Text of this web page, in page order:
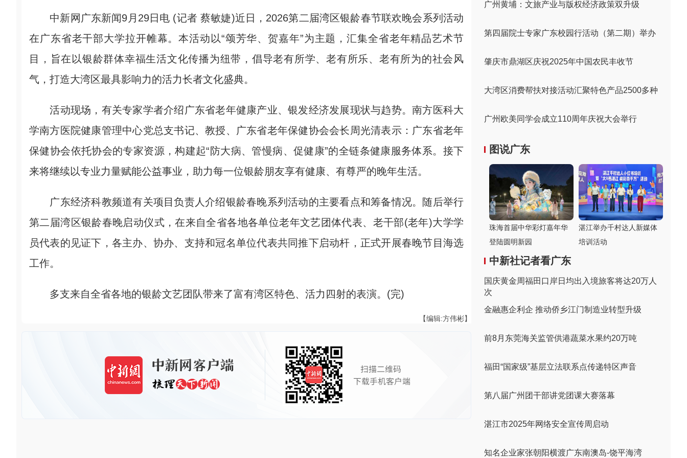
中新网广东新闻9月29日电 (记者 蔡敏婕)近日，2026第二届湾区银龄春节联欢晚会系列活动
在广东省老干部大学拉开帷幕。本活动以“颂芳华、贺嘉年”为主题，汇集全省老年精品艺术节
目，旨在以银龄群体幸福生活文化传播为纽带，倡导老有所学、老有所乐、老有所为的社会风
气，打造大湾区最具影响力的活力长者文化盛典。
活动现场，有关专家学者介绍广东省老年健康产业、银发经济发展现状与趋势。南方医科大
学南方医院健康管理中心党总支书记、教授、广东省老年保健协会会长周光清表示：广东省老年
保健协会依托协会的专家资源，构建起“防大病、管慢病、促健康”的全链条健康服务体系。接下
来将继续以专业力量赋能公益事业，助力每一位银龄朋友享有健康、有尊严的晚年生活。
广东经济科教频道有关项目负责人介绍银龄春晚系列活动的主要看点和筹备情况。随后举行
第二届湾区银龄春晚启动仪式，在来自全省各地各单位老年文艺团体代表、老干部(老年)大学学
员代表的见证下，各主办、协办、支持和冠名单位代表共同推下启动杆，正式开展春晚节目海选
工作。
多支来自全省各地的银龄文艺团队带来了富有湾区特色、活力四射的表演。(完)
【编辑:方伟彬】
广州黄埔：文旅产业与版权经济政策双升级
第四届院士专家广东校园行活动（第二期）举办
肇庆市鼎湖区庆祝2025年中国农民丰收节
大湾区消费帮扶对接活动汇聚特色产品2500多种
广州欧美同学会成立110周年庆祝大会举行
图说广东
珠海首届中华彩灯嘉年华
登陆圆明新园
湛江举办千村达人新媒体
培训活动
中新社记者看广东
国庆黄金周福田口岸日均出入境旅客将达20万人
次
金融惠企利企 推动侨乡江门制造业转型升级
前8月东莞海关监管供港蔬菜水果约20万吨
福田“国家级”基层立法联系点传递特区声音
第八届广州团干部讲党团课大赛落幕
湛江市2025年网络安全宣传周启动
知名企业家张朝阳横渡广东南澳岛-饶平海湾